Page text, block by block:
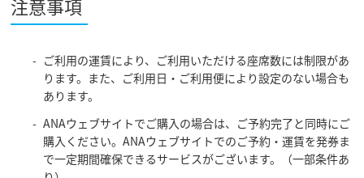
注意事項
ご利用の運賃により、ご利用いただける座席数には制限があ
ります。また、ご利用日・ご利用便により設定のない場合も
あります。
ANAウェブサイトでご購入の場合は、ご予約完了と同時にご
購入ください。ANAウェブサイトでのご予約・運賃を発券ま
で一定期間確保できるサービスがございます。（一部条件あ